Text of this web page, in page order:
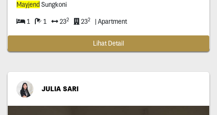
Mayjend Sungkoni
1 1 232 232 | Apartment
Lihat Detail
JULIA SARI